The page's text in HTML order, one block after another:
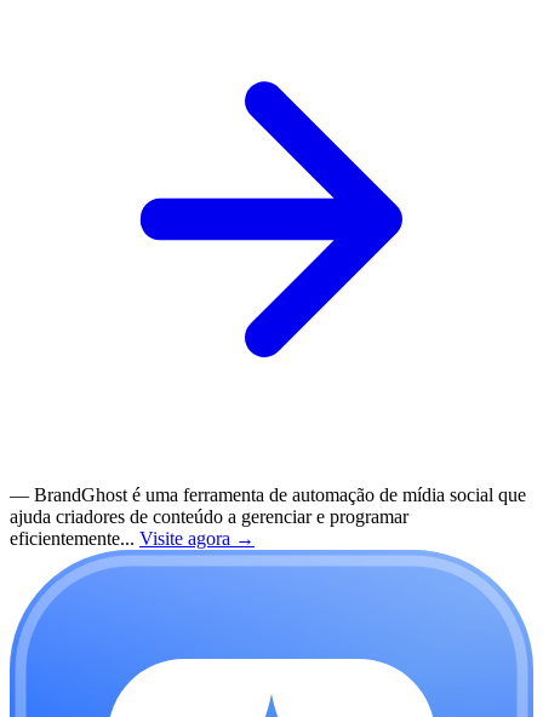
— BrandGhost é uma ferramenta de automação de mídia social que
ajuda criadores de conteúdo a gerenciar e programar
eficientemente... Visite agora →